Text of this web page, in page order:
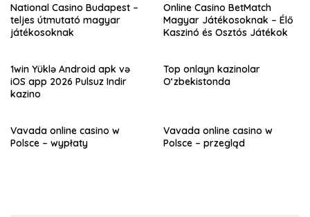
National Casino Budapest –
teljes útmutató magyar
játékosoknak
Online Casino BetMatch
Magyar Játékosoknak – Élő
Kaszinó és Osztós Játékok
1win Yüklə Android apk və
iOS app 2026 Pulsuz Indir
kazino
Top onlayn kazinolar
O‘zbekistonda
Vavada online casino w
Polsce – wypłaty
Vavada online casino w
Polsce – przegląd